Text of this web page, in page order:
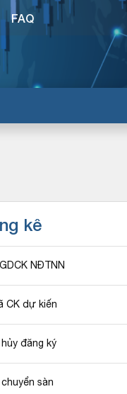
FAQ
kê
NĐTNN
CK dự kiến
hủy đăng ký
chuyển sàn